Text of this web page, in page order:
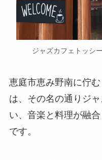
ジャズカフェトッシ
恵庭市恵み野南に佇む
は、その名の通りジ
い、音楽と料理が融
です。